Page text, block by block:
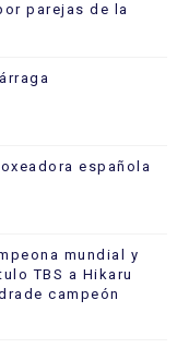
parejas de la
española
mundial y
TBS a Hikaru
campeón